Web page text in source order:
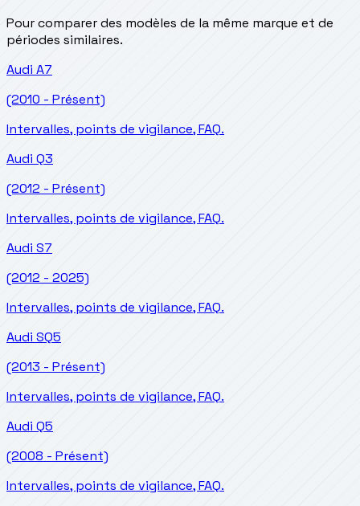
Pour comparer des modèles de la même marque et de
périodes similaires.
Audi A7
(2010 - Présent)
Intervalles, points de vigilance, FAQ.
Audi Q3
(2012 - Présent)
Intervalles, points de vigilance, FAQ.
Audi S7
(2012 - 2025)
Intervalles, points de vigilance, FAQ.
Audi SQ5
(2013 - Présent)
Intervalles, points de vigilance, FAQ.
Audi Q5
(2008 - Présent)
Intervalles, points de vigilance, FAQ.